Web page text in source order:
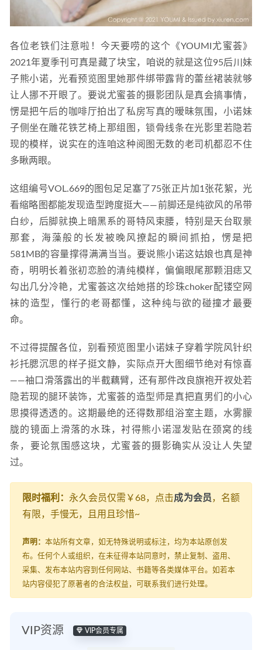
各位老铁们注意啦！今天要唠的这个《YOUMI尤蜜荟》
2021年夏季刊可真是藏了块宝，咱说的就是这位95后川妹
子熊小诺，光看预览图里她那件绑带露背的蕾丝裙装就够
让人挪不开眼了。要说尤蜜荟的摄影团队是真会搞事情，
愣是把午后的咖啡厅拍出了私房写真的暧昧氛围，小诺妹
子侧坐在雕花铁艺椅上那组图，锁骨线条在光影里若隐若
现的模样，说实在的连咱这种阅图无数的老司机都忍不住
多瞅两眼。
这组编号VOL.669的图包足足塞了75张正片加1张花絮，光
看缩略图都能发现造型跨度挺大——前脚还是纯欲风的吊带
白纱，后脚就换上暗黑系的哥特风束腰，特别是天台取景
那套，海藻般的长发被晚风撩起的瞬间抓拍，愣是把
581MB的容量撑得满满当当。要说熊小诺这姑娘也真是神
奇，明明长着张初恋脸的清纯模样，偏偏眼尾那颗泪痣又
勾出几分冷艳，尤蜜荟这次给她搭的珍珠choker配镂空网
袜的造型，懂行的老哥都懂，这种纯与欲的碰撞才最要
命。
不过得提醒各位，别看预览图里小诺妹子穿着学院风针织
衫托腮沉思的样子挺文静，实际点开大图细节绝对有惊喜
——袖口滑落露出的半截藕臂，还有那件改良旗袍开衩处若
隐若现的腿环装饰，尤蜜荟的造型师是真把直男们的小心
思摸得透透的。这期最绝的还得数那组浴室主题，水雾朦
胧的镜面上滑落的水珠，衬得熊小诺湿发贴在颈窝的线
条，要论氛围感这块，尤蜜荟的摄影确实从没让人失望
过。
限时福利： 永久会员仅需￥68，点击成为会员，名额
有限，手慢无，且用且珍惜~
声明： 本站所有文章，如无特殊说明或标注，均为本站原创发
布。任何个人或组织，在未征得本站同意时，禁止复制、盗用、
采集、发布本站内容到任何网站、书籍等各类媒体平台。如若本
站内容侵犯了原著者的合法权益，可联系我们进行处理。
VIP资源 VIP会员专属